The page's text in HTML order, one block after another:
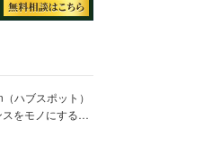
ハブスポット）
をモノにする